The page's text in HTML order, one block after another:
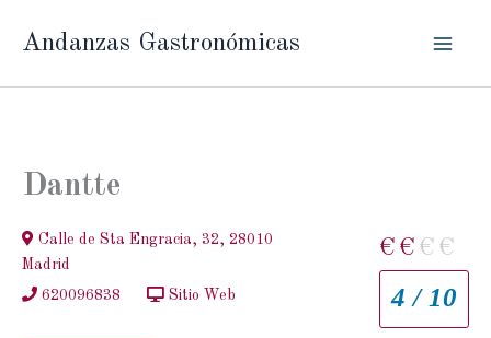
Andanzas Gastronómicas
Dantte
Calle de Sta Engracia, 32, 28010
Madrid
620096838
Sitio Web
€ € € €
4 / 10